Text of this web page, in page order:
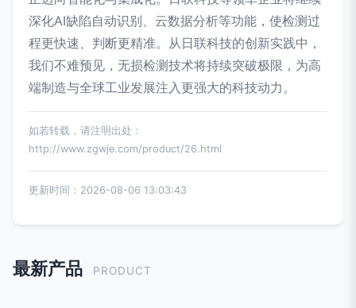
深化AI缺陷自动识别、云数据分析等功能，使检测过
程更快速、判断更精准。从日联科技的创新实践中，
我们不难预见，无损检测技术将持续突破极限，为高
端制造与全球工业发展注入更强大的科技动力。
如若转载，请注明出处：
http://www.zgwje.com/product/26.html
更新时间：2026-08-06 13:03:43
最新产品 PRODUCT